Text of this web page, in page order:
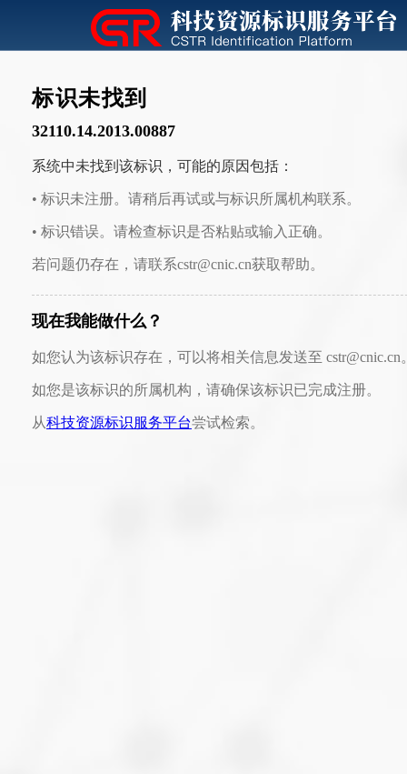
标识未找到
32110.14.2013.00887
系统中未找到该标识，可能的原因包括：
• 标识未注册。请稍后再试或与标识所属机构联系。
• 标识错误。请检查标识是否粘贴或输入正确。
若问题仍存在，请联系cstr@cnic.cn获取帮助。
现在我能做什么？
如您认为该标识存在，可以将相关信息发送至 cstr@cnic.cn
如您是该标识的所属机构，请确保该标识已完成注册。
从科技资源标识服务平台尝试检索。